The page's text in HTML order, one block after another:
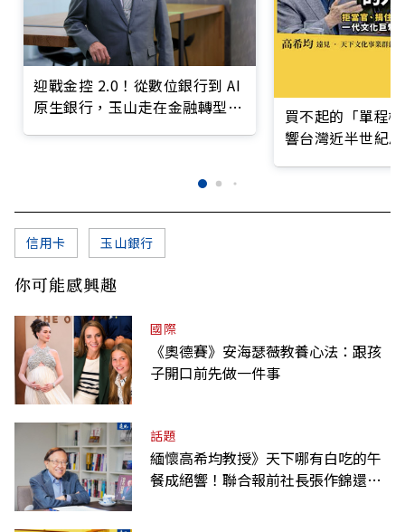
迎戰金控 2.0！從數位銀行到 AI
原生銀行，玉山走在金融轉型最
買不起的「單程
響台灣近半世紀
信用卡 玉山銀行
你可能感興趣
國際
《奧德賽》安海瑟薇教養心法：跟孩
子開口前先做一件事
話題
緬懷高希均教授》天下哪有白吃的午
餐成絕響！聯合報前社長張作錦還原